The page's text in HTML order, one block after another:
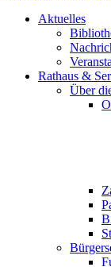
Aktuelles
Rathaus &
Über